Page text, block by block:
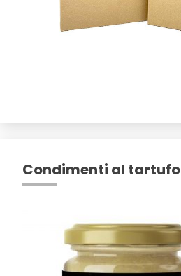
Condimenti al tartufo